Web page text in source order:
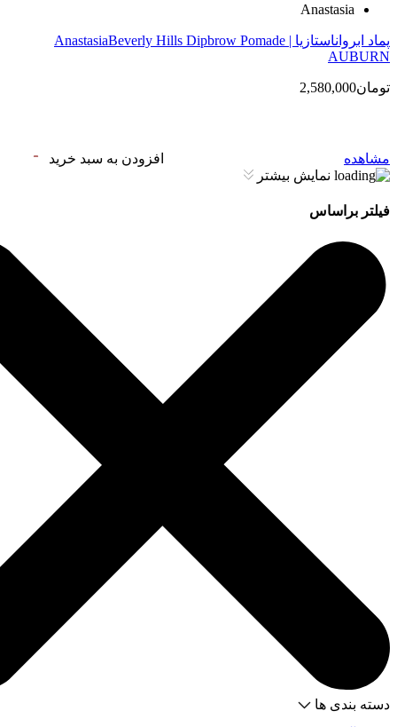
Anastasia
پماد ابرواناستازیا | AnastasiaBeverly Hills Dipbrow Pomade
AUBURN
تومان2,580,000
مشاهده
افزودن به سبد خرید
نمایش بیشتر
فیلتر براساس
دسته بندی ها